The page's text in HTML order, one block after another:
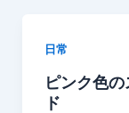
日常
ピンク色
ド